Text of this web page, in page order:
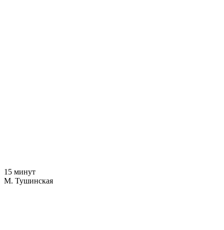
15 минут
М. Тушинская